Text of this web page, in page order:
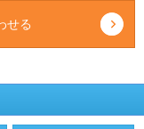
せる